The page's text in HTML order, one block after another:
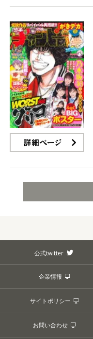
公式twitter
企業情報
サイトポリシー
お問い合わせ